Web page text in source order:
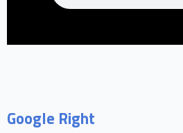
Google Right